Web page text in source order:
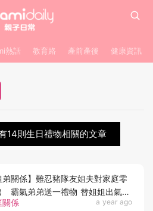
熱話 教育路 產前產後 健康資訊
14則生日禮物相關的文章
關係 a year ago
弟關係】難忍豬隊友姐夫對家庭零
霸氣弟弟送一禮物 替姐姐出氣贏